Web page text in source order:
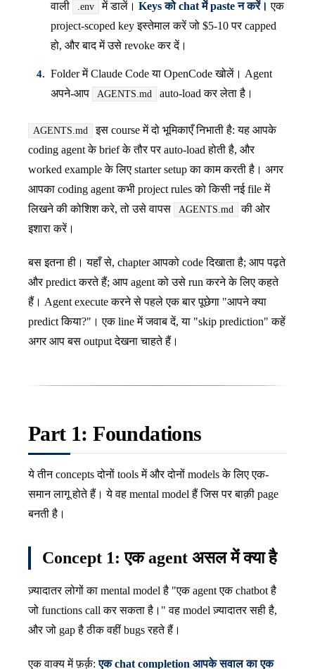
वाली
.env में डालें। Keys को chat में paste न करें। एक
project-scoped key इस्तेमाल करें जो $5-10 पर capped
हो, और बाद में उसे revoke कर दें।
Folder में Claude Code या OpenCode खोलें। Agent
अपने-आप
AGENTS.md auto-load कर लेता है।
AGENTS.md
इस course में दो भूमिकाएँ निभाती है: यह आपके
coding agent के brief के तौर पर auto-load होती है, और
worked example के लिए starter setup का काम करती है। अगर
आपका coding agent कभी project rules को किसी नई file में
लिखने की कोशिश करे, तो उसे वापस
AGENTS.md
की ओर
इशारा करें।
बस इतना ही। यहाँ से, chapter आपको code दिखाता है; आप पढ़ते
और predict करते हैं; आप agent को उसे run करने के लिए कहते
हैं। Agent execute करने से पहले एक बार पूछेगा "आपने क्या
predict किया?"। एक line में जवाब दें, या "skip prediction" कहें
अगर आप बस output देखना चाहते हैं।
Part 1: Foundations
ये तीन concepts दोनों tools में और दोनों models के लिए एक-
समान लागू होते हैं। ये वह mental model हैं जिस पर बाक़ी page
बनती है।
Concept 1: एक agent असल में क्या है
ज़्यादातर लोगों का mental model है "एक agent एक chatbot है
जो functions call कर सकता है।" वह model ज़्यादातर सही है,
और जो gap है ठीक वहीं bugs रहते हैं।
एक वाक्य में फ़र्क़:एक chat completion आपके सवाल का एक